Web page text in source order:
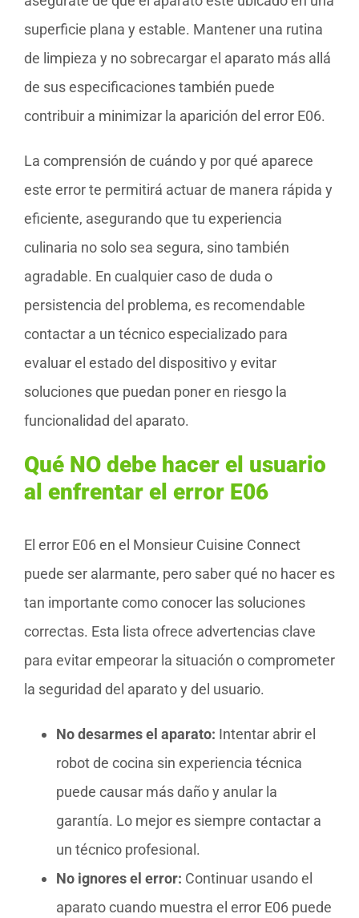
superficie plana y estable. Mantener una rutina
de limpieza y no sobrecargar el aparato más allá
de sus especificaciones también puede
contribuir a minimizar la aparición del error E06.
La comprensión de cuándo y por qué aparece
este error te permitirá actuar de manera rápida y
eficiente, asegurando que tu experiencia
culinaria no solo sea segura, sino también
agradable. En cualquier caso de duda o
persistencia del problema, es recomendable
contactar a un técnico especializado para
evaluar el estado del dispositivo y evitar
soluciones que puedan poner en riesgo la
funcionalidad del aparato.
Qué NO debe hacer el usuario
al enfrentar el error E06
El error E06 en el Monsieur Cuisine Connect
puede ser alarmante, pero saber qué no hacer es
tan importante como conocer las soluciones
correctas. Esta lista ofrece advertencias clave
para evitar empeorar la situación o comprometer
la seguridad del aparato y del usuario.
No desarmes el aparato: Intentar abrir el
robot de cocina sin experiencia técnica
puede causar más daño y anular la
garantía. Lo mejor es siempre contactar a
un técnico profesional.
No ignores el error: Continuar usando el
aparato cuando muestra el error E06 puede